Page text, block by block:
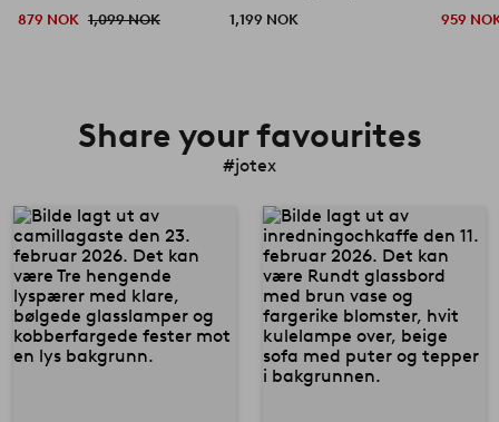
879 NOK 1,099 NOK
1,199 NOK
959
Share your favourites
#jotex